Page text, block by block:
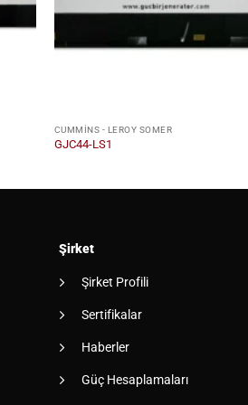
CUMMINS - LEROY SOMER
GJC44-LS1
Şirket
Şirket Profili
Sertifikalar
Haberler
Güç Hesaplamaları